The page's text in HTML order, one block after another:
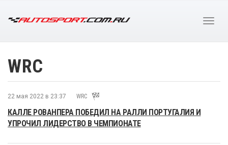
WRC
22 мая 2022 в 23:37 WRC
КАЛЛЕ РОВАНПЕРА ПОБЕДИЛ НА РАЛЛИ ПОРТУГАЛИЯ И
УПРОЧИЛ ЛИДЕРСТВО В ЧЕМПИОНАТЕ